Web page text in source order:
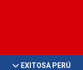
EXITOSA PERÚ